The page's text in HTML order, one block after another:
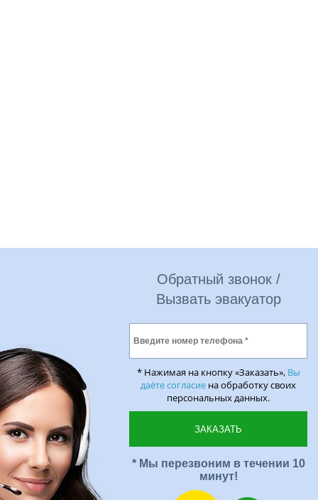
Обратный звонок /
Вызвать эвакуатор
* Нажимая на кнопку «Заказать», Вы
даёте согласие на обработку своих
персональных данных.
* Мы перезвоним в течении 10
минут!